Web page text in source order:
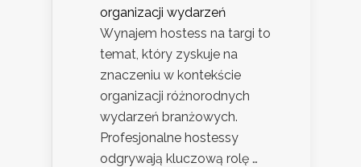
organizacji wydarzeń
Wynajem hostess na targi to
temat, który zyskuje na
znaczeniu w kontekście
organizacji różnorodnych
wydarzeń branżowych.
Profesjonalne hostessy
odgrywają kluczową rolę …